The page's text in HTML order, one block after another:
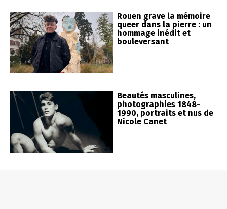
Rouen grave la mémoire
queer dans la pierre : un
hommage inédit et
bouleversant
Beautés masculines,
photographies 1848-
1990, portraits et nus de
Nicole Canet